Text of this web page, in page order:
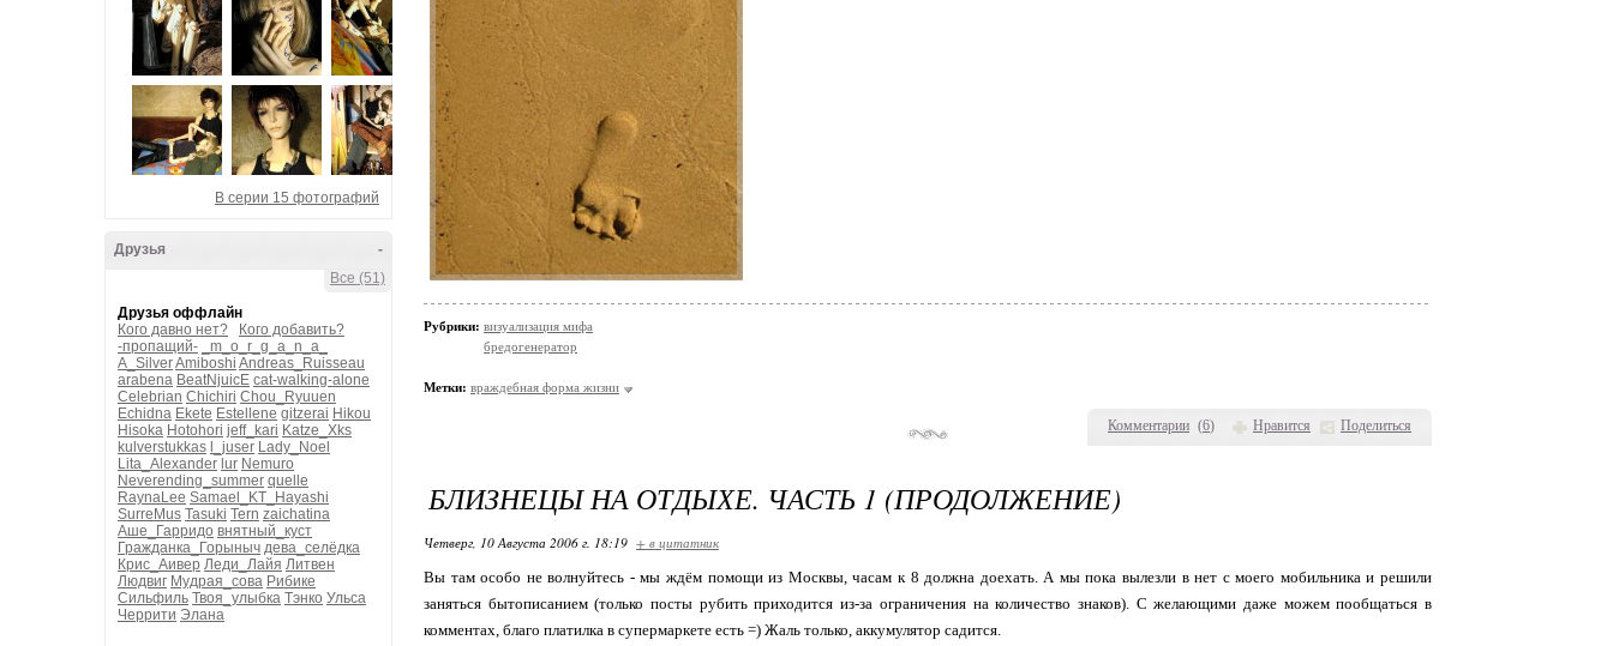
В серии 15 фотографий
-
Друзья
Все (51)
Друзья оффлайн
Кого давно нет?
Кого добавить?
-пропащий-
_m_o_r_g_a_n_a_
A_SilverAmiboshi Andreas_Ruisseau
arabena BeatNjuicE cat-walking-alone
Celebrian Chichiri Chou_Ryuuen
Echidna Ekete Estellene gitzerai Hikou
Hisoka Hotohori jeff_kari Katze_Xks
kulverstukkas
l_juser Lady_Noel
Lita_Alexander lur Nemuro
Neverending_summer quelle
RaynaLee Samael_KT_Hayashi
SurreMus Tasuki Tern zaichatina
Аше_Гарридо внятный_куст
Гражданка_Горыныч дева_селёдка
Крис_Аивер Леди_Лайя Литвен
Людвиг Мудрая_сова Рибике
Сильфиль Твоя_улыбка Тэнко Ульса
Черрити Элана
Комментарии (6) Нравится Поделиться
Рубрики: визуализация мифа
бредогенератор
Метки: враждебная форма жизни
БЛИЗНЕЦЫ НА ОТДЫХЕ. ЧАСТЬ 1 (ПРОДОЛЖЕНИЕ)
Четверг, 10 Августа 2006 г. 18:19 + в цитатник
Вы там особо не волнуйтесь - мы ждём помощи из Москвы, часам к 8 должна доехать. А мы пока вылезли в нет с моего мобильника и решили
заняться бытописанием (только посты рубить приходится из-за ограничения на количество знаков). С желающими даже можем пообщаться в
комментах, благо платилка в супермаркете есть =) Жаль только, аккумулятор садится.